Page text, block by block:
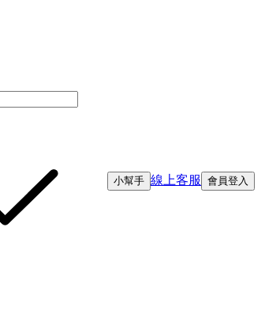
小幫手 線上客服 會員登入